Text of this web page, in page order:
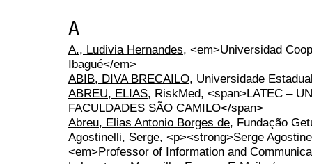
A
A., Ludivia Hernandes, <em>Universidad
Ibagué</em>
ABIB, DIVA BRECAILO, Universidade
ABREU, ELIAS, RiskMed, <span>LATEC –
FACULDADES SÃO CAMILO</span>
Abreu, Elias Antonio Borges de, Fundação
Agostinelli, Serge, <p><strong>Serge
<em>Professor of Information and